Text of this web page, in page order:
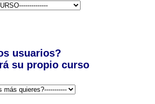
usuarios?
su propio curso